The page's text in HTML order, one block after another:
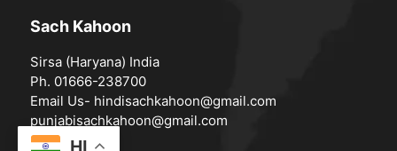
Sach Kahoon
Sirsa (Haryana) India
Ph. 01666-238700
Email Us- hindisachkahoon@gmail.com
punjabisachkahoon@gmail.com
HI